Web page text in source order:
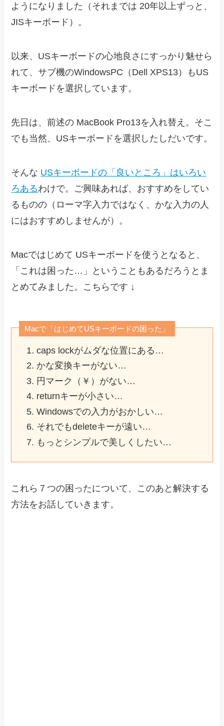
ようになりました（それまでは 20年以上ずっと、
JISキーボード）。
以来、USキーボードの心地良さにすっかり魅せら
れて、サブ機のWindowsPC（Dell XPS13）もUS
キーボードを選択しています。
先日は、前述の MacBook Pro13を入れ替え。そこ
でも当然、USキーボードを選択したしだいです。
そんな USキーボードの「良いところ」はいろい
ろあるわけで。ご興味あれば、おすすめをしてい
るものの（ローマ字入力ではなく、かな入力の人
にはおすすめしませんが）。
Macではじめて USキーボードを使うとなると、
「これは困った…」ということもあるだろうとま
とめてみました。こちらです ↓
Macで「はじめてUSキーボードの困った」
caps lockがムダな位置にある…
かな変換キーがない…
円マーク（￥）がない…
returnキーが小さい…
Windowsでの入力がおかしい…
それでもdeleteキーが遠い…
もっとシンプルで美しくしたい…
これら７つの困ったについて、このあと解決する
方法をお話していきます。